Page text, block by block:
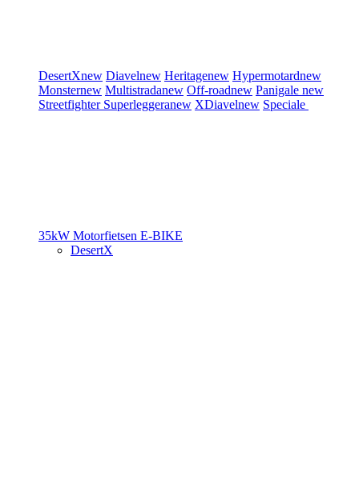
DesertXnew Diavelnew Heritagenew Hypermotardnew
Monsternew Multistradanew Off-roadnew Panigale new
Streetfighter Superleggeranew XDiavelnew Speciale
35kW Motorfietsen E-BIKE
DesertX